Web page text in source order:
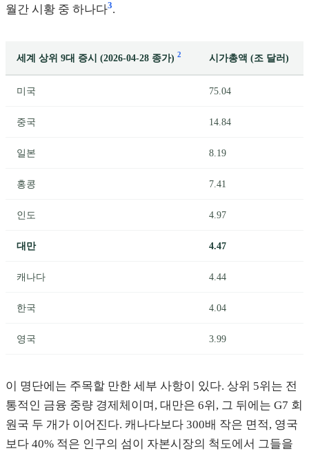
월간 시황 중 하나다3.
세계 상위 9대 증시 (2026-04-28 종가) 2 시가총액 (조 달러)
미국 75.04
중국 14.84
일본 8.19
홍콩 7.41
인도 4.97
대만 4.47
캐나다 4.44
한국 4.04
영국 3.99
이 명단에는 주목할 만한 세부 사항이 있다. 상위 5위는 전
통적인 금융 중량 경제체이며, 대만은 6위, 그 뒤에는 G7 회
원국 두 개가 이어진다. 캐나다보다 300배 작은 면적, 영국
보다 40% 적은 인구의 섬이 자본시장의 척도에서 그들을